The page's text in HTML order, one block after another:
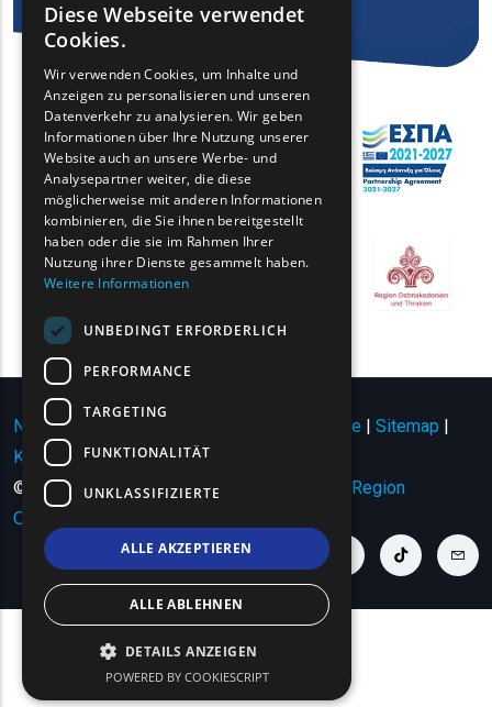
Nutzungsbedingungen | Datenschutzrichtlinie | Sitemap |
Kontakt
© Copyright 2024 - Alle Rechte vorbehalten Region
Ostmazedonien und Thrakien
youtube linkfacebook linktwitter linklinkedin linkinstagram link
tiktok link
ENGLISH
FRENCH
BULGARIAN
ROMANIAN
TURKISH
Diese Webseite verwendet
Cookies.
Wir verwenden Cookies, um Inhalte und
Anzeigen zu personalisieren und unseren
Datenverkehr zu analysieren. Wir geben
Informationen über Ihre Nutzung unserer
Website auch an unsere Werbe- und
Analysepartner weiter, die diese
möglicherweise mit anderen Informationen
kombinieren, die Sie ihnen bereitgestellt
haben oder die sie im Rahmen Ihrer
Nutzung ihrer Dienste gesammelt haben.
Weitere Informationen
UNBEDINGT ERFORDERLICH
PERFORMANCE
TARGETING
FUNKTIONALITÄT
UNKLASSIFIZIERTE
ALLE AKZEPTIEREN
ALLE ABLEHNEN
DETAILS ANZEIGEN
POWERED BY COOKIESCRIPT